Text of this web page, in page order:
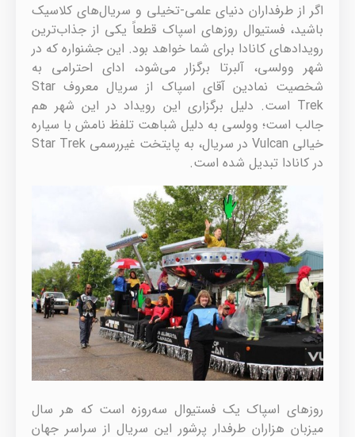
اگر از طرفداران دنیای علمی-تخیلی و سریال‌های کلاسیک
باشید، فستیوال روزهای اسپاک قطعاً یکی از جذاب‌ترین
رویدادهای کانادا برای شما خواهد بود. این جشنواره که در
شهر وولسی، آلبرتا برگزار می‌شود، ادای احترامی به
شخصیت نمادین آقای اسپاک از سریال معروف Star
Trek است. دلیل برگزاری این رویداد در این شهر هم
جالب است؛ وولسی به دلیل شباهت تلفظ نامش با سیاره
خیالی Vulcan در سریال، به پایتخت غیررسمی Star Trek
در کانادا تبدیل شده است.
روزهای اسپاک یک فستیوال سه‌روزه است که هر سال
میزبان هزاران طرفدار پرشور این سریال از سراسر جهان